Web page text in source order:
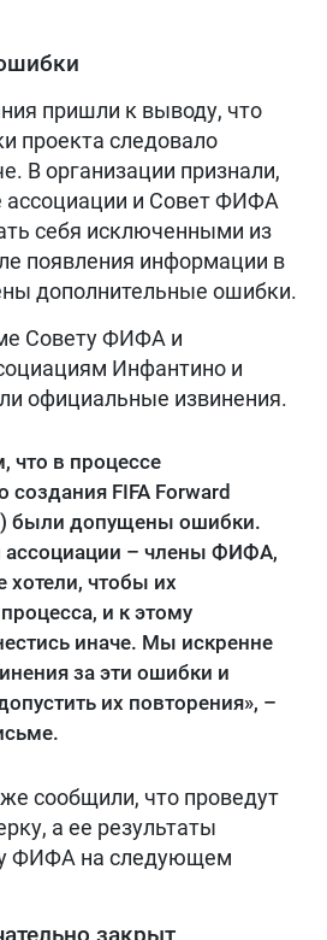
пришли к выводу, что
проекта следовало
В организации признали,
ассоциации и Совет ФИФА
себя исключенными из
появления информации в
дополнительные ошибки.
Совету ФИФА и
Инфантино и
официальные извинения.
что в процессе
создания FIFA Forward
были допущены ошибки.
– члены ФИФА,
хотели, чтобы их
и к этому
иначе. Мы искренне
за эти ошибки и
их повторения», –
сообщили, что проведут
а ее результаты
ФИФА на следующем